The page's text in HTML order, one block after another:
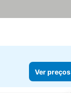
Ver preços